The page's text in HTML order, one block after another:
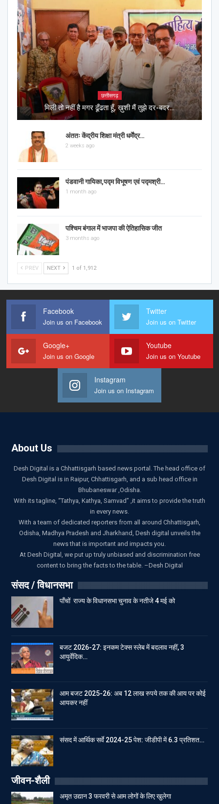
छत्तीसगढ़
मिली तो नहीं है मगर ढूँढता हूँ, ख़ुशी मैं तुझे दर-बदर…
अंततः केंद्रीय शिक्षा मंत्री धर्मेंद्र…
2 weeks ago
पंडवानी गायिका,पद्म विभूषण एवं पद्मश्री…
1 month ago
पश्चिम बंगाल में भाजपा की ऐतिहासिक जीत
3 months ago
PREV NEXT 1 of 1,912
Facebook
Join us on Facebook
Twitter
Join us on Twitter
Google+
Join us on Google
Youtube
Join us on Youtube
Instagram
Join us on Instagram
About Us
Desh Digital is a Chhattisgarh based news portal. The head office of
Desh Digital is in Raipur, Chhattisgarh, and a sub head office in
Bhubaneswar ,Odisha.
With its tagline, “Tathya, Kathya, Samvad” ,it aims to provide the truth
in every news.
With a team of dedicated reporters from all around Chhattisgarh,
Odisha, Madhya Pradesh and Jharkhand, Desh digital unveils the
news that is important and impacts you.
At Desh Digital, we put up truly unbiased and discrimination free
content to bring the facts to the table. –Desh Digital
संसद / विधानसभा
पाँचों राज्य के विधानसभा चुनाव के नतीजे 4 मई को
बजट 2026-27: इनकम टेक्स स्लेब में बदलाव नहीं, 3
आयुर्वेदिक…
आम बजट 2025-26: अब 12 लाख रुपये तक की आय पर कोई
आयकर नहीं
संसद में आर्थिक सर्वे 2024-25 पेश: जीडीपी में 6.3 प्रतिशत…
जीवन-शैली
अमृत उद्यान 3 फरवरी से आम लोगों के लिए खुलेगा